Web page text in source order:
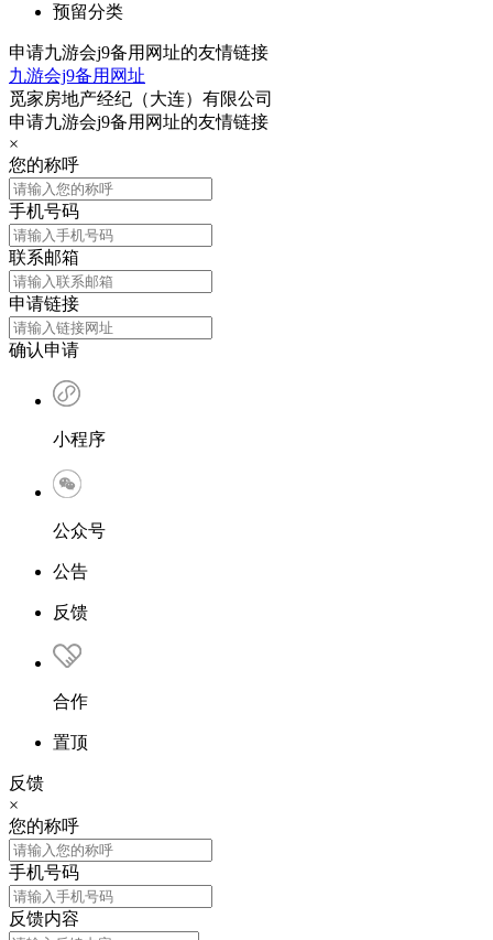
预留分类
申请九游会j9备用网址的友情链接
九游会j9备用网址
觅家房地产经纪（大连）有限公司
申请九游会j9备用网址的友情链接
×
您的称呼
手机号码
联系邮箱
申请链接
确认申请
小程序
公众号
公告
反馈
合作
置顶
反馈
×
您的称呼
手机号码
反馈内容